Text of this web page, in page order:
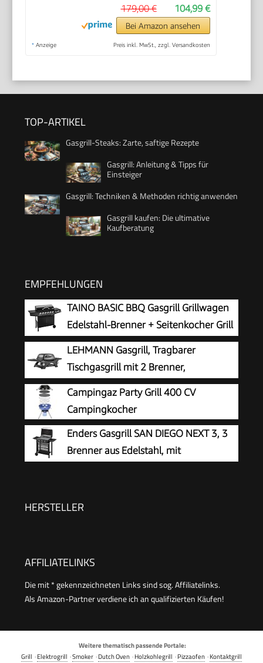
104,99 €
179,00 €
Bei Amazon ansehen
* Anzeige Preis inkl. MwSt., zzgl. Versandkosten
TOP-ARTIKEL
Gasgrill-Steaks: Zarte, saftige Rezepte
Gasgrill: Anleitung & Tipps für
Einsteiger
Gasgrill: Techniken & Methoden richtig anwenden
Gasgrill kaufen: Die ultimative
Kaufberatung
EMPFEHLUNGEN
TAINO BASIC BBQ Gasgrill Grillwagen
Edelstahl-Brenner + Seitenkocher Grill
(BASIC 6+1 Gasgrill)
LEHMANN Gasgrill, Tragbarer
Tischgasgrill mit 2 Brenner,
Thermometer & Seitentischen
klappbar, Gusseisen Grillrost mit 1638 cm²
Grillfläche, Tischgrill für Outdoor BBQ, Balkon- &
Campinggrill
Campingaz Party Grill 400 CV
Campingkocher
Enders Gasgrill SAN DIEGO NEXT 3, 3
Brenner aus Edelstahl, mit
Seitenablagen#80166
HERSTELLER
AFFILIATELINKS
Die mit * gekennzeichneten Links sind sog. Affiliatelinks.
Als Amazon-Partner verdiene ich an qualifizierten Käufen!
Weitere thematisch passende Portale:
Grill ·Elektrogrill ·Smoker ·Dutch Oven ·Holzkohlegrill ·Pizzaofen ·Kontaktgrill